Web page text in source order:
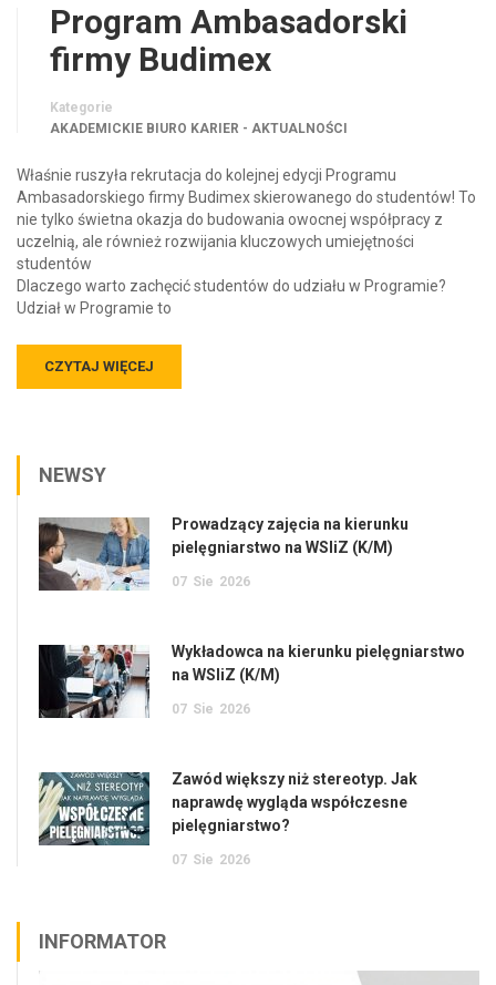
Program Ambasadorski
firmy Budimex
Kategorie
AKADEMICKIE BIURO KARIER - AKTUALNOŚCI
Właśnie ruszyła rekrutacja do kolejnej edycji Programu
Ambasadorskiego firmy Budimex skierowanego do studentów! To
nie tylko świetna okazja do budowania owocnej współpracy z
uczelnią, ale również rozwijania kluczowych umiejętności
studentów
Dlaczego warto zachęcić studentów do udziału w Programie?
Udział w Programie to
CZYTAJ WIĘCEJ
NEWSY
Prowadzący zajęcia na kierunku
pielęgniarstwo na WSIiZ (K/M)
07 Sie 2026
Wykładowca na kierunku pielęgniarstwo
na WSIiZ (K/M)
07 Sie 2026
Zawód większy niż stereotyp. Jak
naprawdę wygląda współczesne
pielęgniarstwo?
07 Sie 2026
INFORMATOR